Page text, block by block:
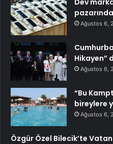
Ağustos 6,
Hikayen”
Ağustos 6,
“Bu
bireylere
Ağustos 6,
Özgür Özel Bilecik’te